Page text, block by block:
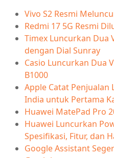
Vivo S2 Resmi
Redmi 17 5G Resmi
Timex Luncurkan Dua
dengan Dial Sunray
Casio Luncurkan Dua
B1000
Apple Catat Penjualan
India untuk Pertama
Huawei MatePad Pro
Huawei Luncurkan
Spesifikasi, Fitur, dan
Google Assistant